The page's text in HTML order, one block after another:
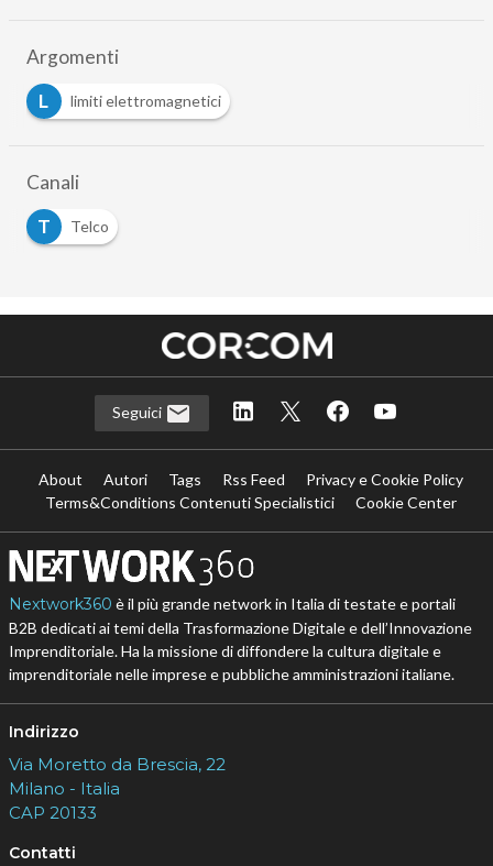
Argomenti
L
limiti elettromagnetici
Canali
T
Telco
Seguici
About Autori Tags Rss Feed
Privacy e Cookie Policy
Terms&Conditions Contenuti Specialistici
Cookie Center
Nextwork360 è il più grande network in Italia di testate e portali
B2B dedicati ai temi della Trasformazione Digitale e dell’Innovazione
Imprenditoriale. Ha la missione di diffondere la cultura digitale e
imprenditoriale nelle imprese e pubbliche amministrazioni italiane.
Indirizzo
Via Moretto da Brescia, 22
Milano - Italia
CAP 20133
Contatti